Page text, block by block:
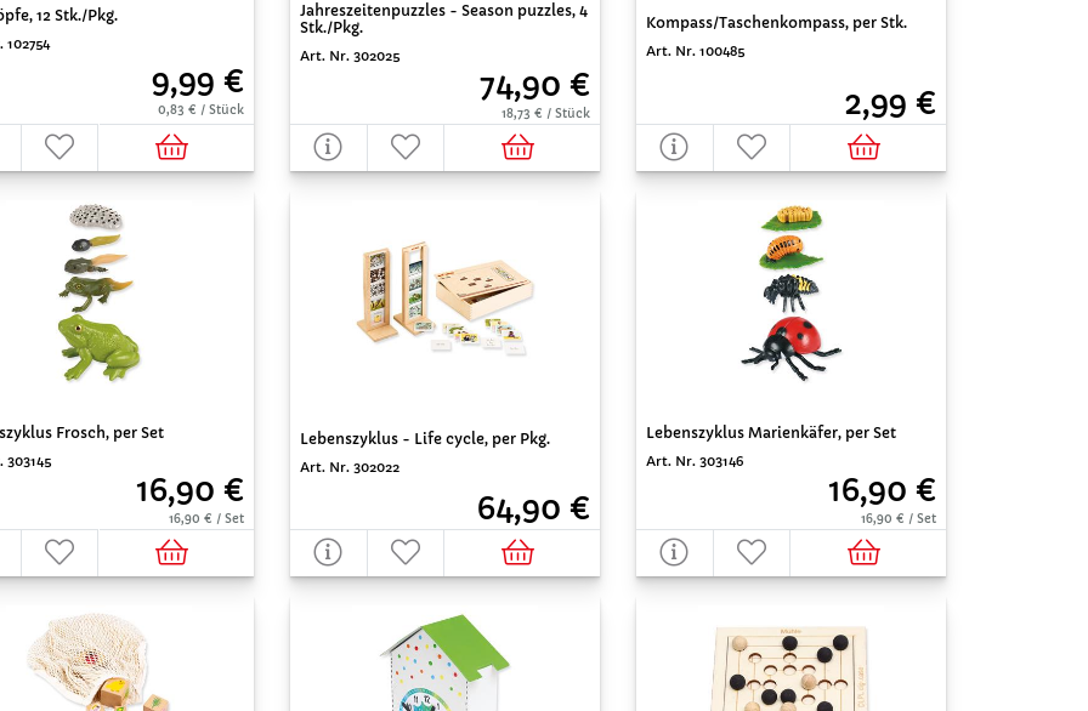
12 Stk./Pkg.
9,99 €
0,83 € / Stück
Jahreszeitenpuzzles - Season puzzles, 4
Stk./Pkg.
Art. Nr. 302025
74,90 €
18,73 € / Stück
Kompass/Taschenkompass, per Stk.
Art. Nr. 100485
2,99 €
Frosch, per Set
16,90 €
16,90 € / Set
Lebenszyklus - Life cycle, per Pkg.
Art. Nr. 302022
64,90 €
Lebenszyklus Marienkäfer, per Set
Art. Nr. 303146
16,90 €
16,90 € / Set